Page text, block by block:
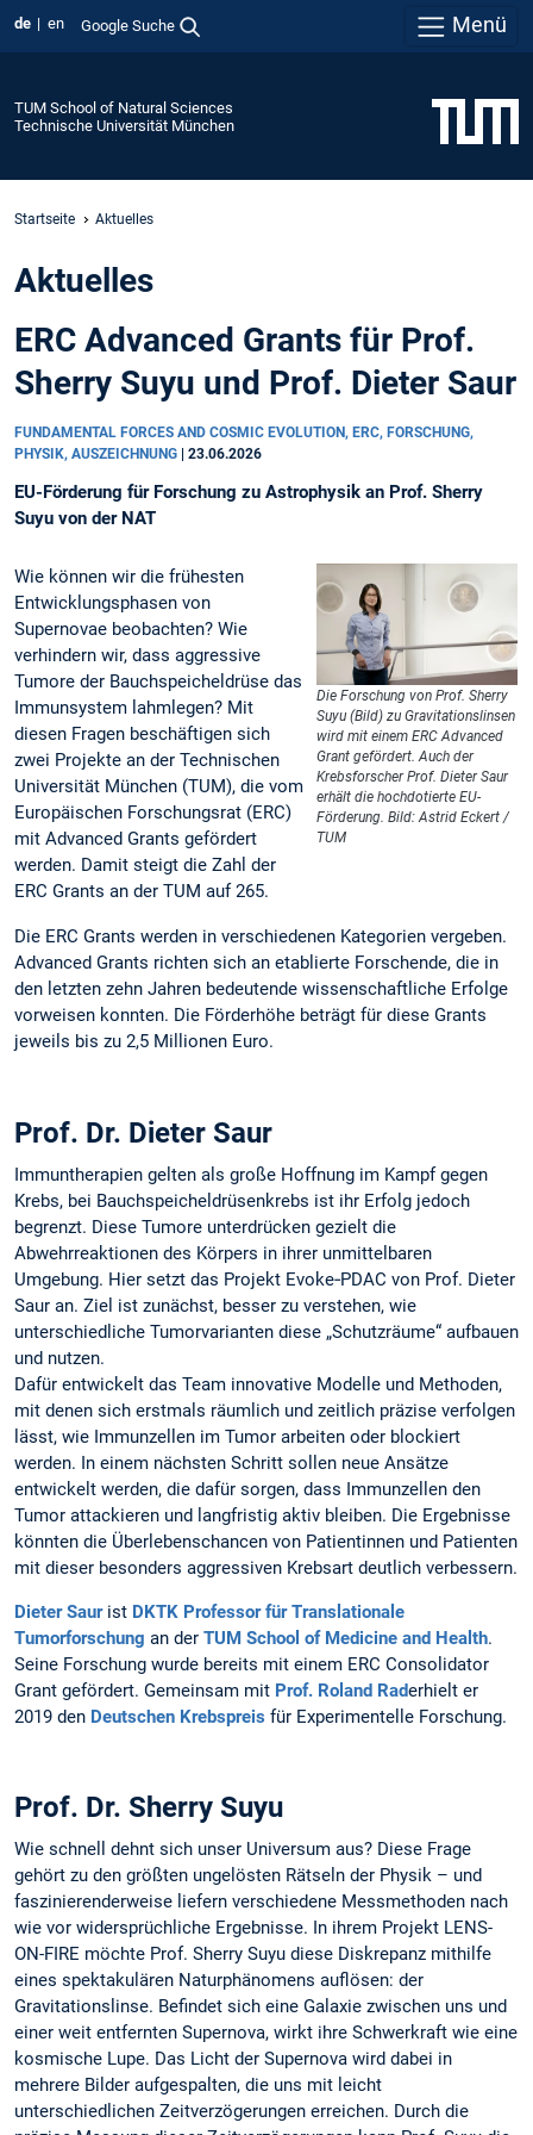
de en Google Suche Menü
TUM School of Natural Sciences
Technische Universität München
Startseite Aktuelles
Aktuelles
ERC Advanced Grants für Prof.
Sherry Suyu und Prof. Dieter Saur
FUNDAMENTAL FORCES AND COSMIC EVOLUTION, ERC, FORSCHUNG,
PHYSIK, AUSZEICHNUNG
23.06.2026
EU-Förderung für Forschung zu Astrophysik an Prof. Sherry
Suyu von der NAT
Die Forschung von Prof. Sherry
Suyu (Bild) zu Gravitationslinsen
wird mit einem ERC Advanced
Grant gefördert. Auch der
Krebsforscher Prof. Dieter Saur
erhält die hochdotierte EU-
Förderung. Bild: Astrid Eckert /
TUM
Wie können wir die frühesten
Entwicklungsphasen von
Supernovae beobachten? Wie
verhindern wir, dass aggressive
Tumore der Bauchspeicheldrüse das
Immunsystem lahmlegen? Mit
diesen Fragen beschäftigen sich
zwei Projekte an der Technischen
Universität München (TUM), die vom
Europäischen Forschungsrat (ERC)
mit Advanced Grants gefördert
werden. Damit steigt die Zahl der
ERC Grants an der TUM auf 265.
Die ERC Grants werden in verschiedenen Kategorien vergeben.
Advanced Grants richten sich an etablierte Forschende, die in
den letzten zehn Jahren bedeutende wissenschaftliche Erfolge
vorweisen konnten. Die Förderhöhe beträgt für diese Grants
jeweils bis zu 2,5 Millionen Euro.
Prof. Dr. Dieter Saur
Immuntherapien gelten als große Hoffnung im Kampf gegen
Krebs, bei Bauchspeicheldrüsenkrebs ist ihr Erfolg jedoch
begrenzt. Diese Tumore unterdrücken gezielt die
Abwehrreaktionen des Körpers in ihrer unmittelbaren
Umgebung. Hier setzt das Projekt Evoke‑PDAC von Prof. Dieter
Saur an. Ziel ist zunächst, besser zu verstehen, wie
unterschiedliche Tumorvarianten diese „Schutzräume“ aufbauen
und nutzen.
Dafür entwickelt das Team innovative Modelle und Methoden,
mit denen sich erstmals räumlich und zeitlich präzise verfolgen
lässt, wie Immunzellen im Tumor arbeiten oder blockiert
werden. In einem nächsten Schritt sollen neue Ansätze
entwickelt werden, die dafür sorgen, dass Immunzellen den
Tumor attackieren und langfristig aktiv bleiben. Die Ergebnisse
könnten die Überlebenschancen von Patientinnen und Patienten
mit dieser besonders aggressiven Krebsart deutlich verbessern.
Dieter Saurist DKTK Professor für Translationale
Tumorforschung an der TUM School of Medicine and Health.
Seine Forschung wurde bereits mit einem ERC Consolidator
Grant gefördert. Gemeinsam mit Prof. Roland Raderhielt er
2019 den Deutschen Krebspreis für Experimentelle Forschung.
Prof. Dr. Sherry Suyu
Wie schnell dehnt sich unser Universum aus? Diese Frage
gehört zu den größten ungelösten Rätseln der Physik – und
faszinierenderweise liefern verschiedene Messmethoden nach
wie vor widersprüchliche Ergebnisse. In ihrem Projekt LENS-
ON-FIRE möchte Prof. Sherry Suyu diese Diskrepanz mithilfe
eines spektakulären Naturphänomens auflösen: der
Gravitationslinse. Befindet sich eine Galaxie zwischen uns und
einer weit entfernten Supernova, wirkt ihre Schwerkraft wie eine
kosmische Lupe. Das Licht der Supernova wird dabei in
mehrere Bilder aufgespalten, die uns mit leicht
unterschiedlichen Zeitverzögerungen erreichen. Durch die